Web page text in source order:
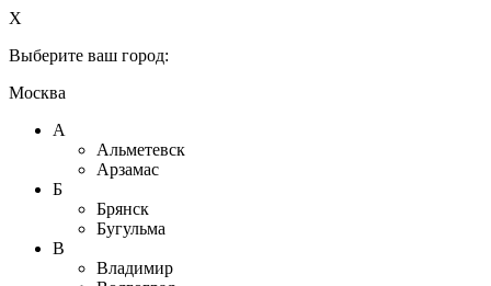
X
Выберите ваш город:
Москва
А
Альметевск
Арзамас
Б
Брянск
Бугульма
В
Владимир